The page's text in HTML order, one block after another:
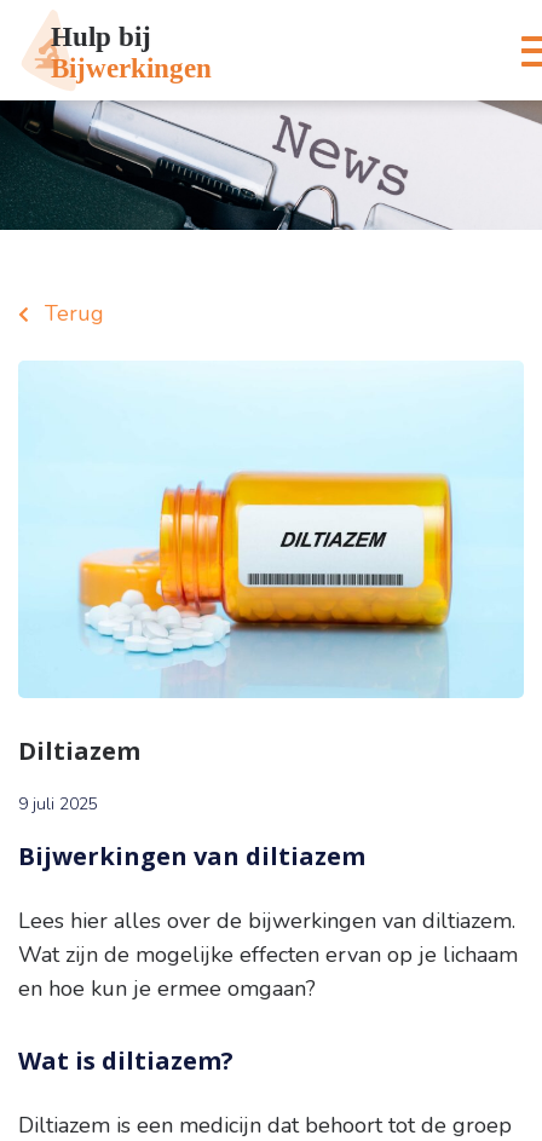
Terug
Diltiazem
9 juli 2025
Bijwerkingen van diltiazem
Lees hier alles over de bijwerkingen van diltiazem.
Wat zijn de mogelijke effecten ervan op je lichaam
en hoe kun je ermee omgaan?
Wat is diltiazem?
Diltiazem is een medicijn dat behoort tot de groep